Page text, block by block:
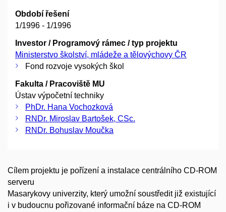
Období řešení
1/1996 - 1/1996
Investor / Programový rámec / typ projektu
Ministerstvo školství, mládeže a tělovýchovy ČR
Fond rozvoje vysokých škol
Fakulta / Pracoviště MU
Ústav výpočetní techniky
PhDr. Hana Vochozková
RNDr. Miroslav Bartošek, CSc.
RNDr. Bohuslav Moučka
Cílem projektu je pořízení a instalace centrálního CD-ROM
serveru
Masarykovy univerzity, který umožní soustředit již existující
i v budoucnu pořizované informační báze na CD-ROM